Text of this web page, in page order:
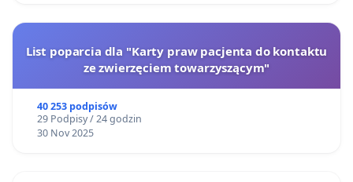
List poparcia dla "Karty praw pacjenta do kontaktu
ze zwierzęciem towarzyszącym"
40 253 podpisów
29 Podpisy / 24 godzin
30 Nov 2025